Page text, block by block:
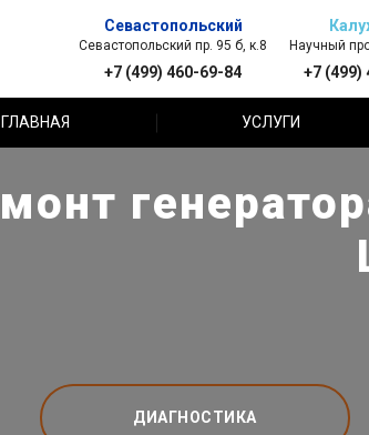
Севастопольский
Севастопольский пр. 95 б, к.8
+7 (499) 460-69-84
Научный
+7 (499)
ГЛАВНАЯ УСЛУГИ
ДИАГНОСТИКА